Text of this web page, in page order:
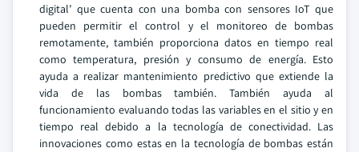
digital’ que cuenta con una bomba con sensores IoT que
pueden permitir el control y el monitoreo de bombas
remotamente, también proporciona datos en tiempo real
como temperatura, presión y consumo de energía. Esto
ayuda a realizar mantenimiento predictivo que extiende la
vida de las bombas también. También ayuda al
funcionamiento evaluando todas las variables en el sitio y en
tiempo real debido a la tecnología de conectividad. Las
innovaciones como estas en la tecnología de bombas están